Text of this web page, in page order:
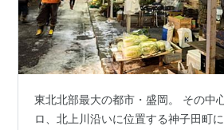
東北北部最大の都市・盛岡。 その中
ロ、北上川沿いに位置する神子田町